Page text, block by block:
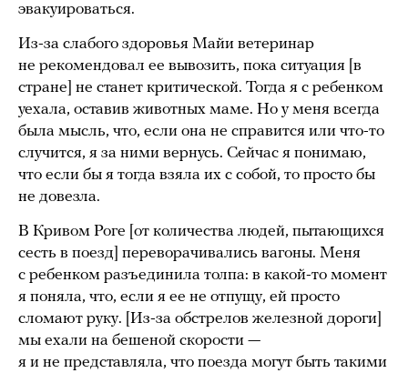
эвакуироваться.
Из-за слабого здоровья Майи ветеринар
не рекомендовал ее вывозить, пока ситуация [в
стране] не станет критической. Тогда я с ребенком
уехала, оставив животных маме. Но у меня всегда
была мысль, что, если она не справится или что-то
случится, я за ними вернусь. Сейчас я понимаю,
что если бы я тогда взяла их с собой, то просто бы
не довезла.
В Кривом Роге [от количества людей, пытающихся
сесть в поезд] переворачивались вагоны. Меня
с ребенком разъединила толпа: в какой-то момент
я поняла, что, если я ее не отпущу, ей просто
сломают руку. [Из-за обстрелов железной дороги]
мы ехали на бешеной скорости —
я и не представляла, что поезда могут быть такими